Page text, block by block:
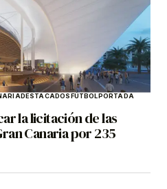
DESTACADOSFÚTBOLPORTADA
la licitación de las
Canaria por 235